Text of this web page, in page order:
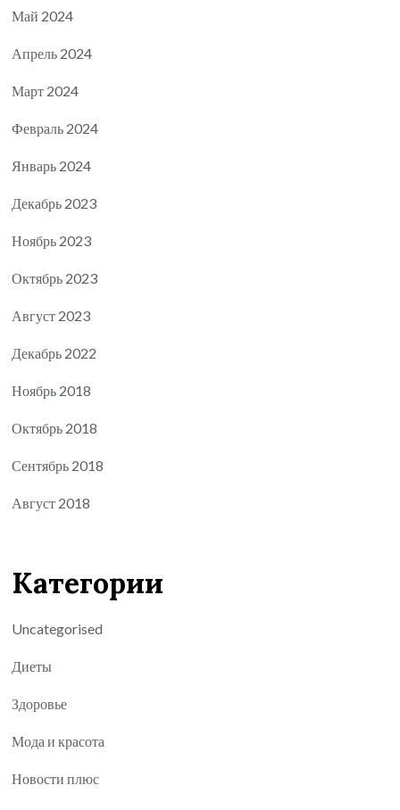
Май 2024
Апрель 2024
Март 2024
Февраль 2024
Январь 2024
Декабрь 2023
Ноябрь 2023
Октябрь 2023
Август 2023
Декабрь 2022
Ноябрь 2018
Октябрь 2018
Сентябрь 2018
Август 2018
Категории
Uncategorised
Диеты
Здоровье
Мода и красота
Новости плюс